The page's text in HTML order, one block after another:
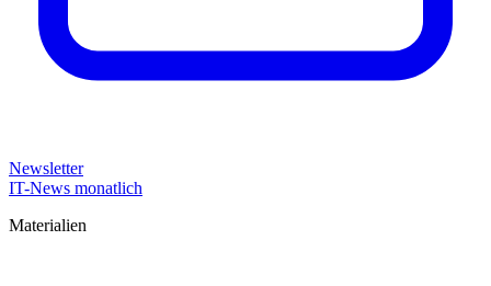
Newsletter
IT-News monatlich
Materialien